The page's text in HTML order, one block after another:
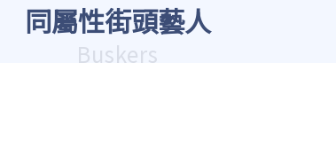
同屬性街頭藝人
Buskers